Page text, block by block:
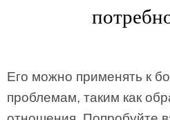
Его можно применять к
проблемам, таким как